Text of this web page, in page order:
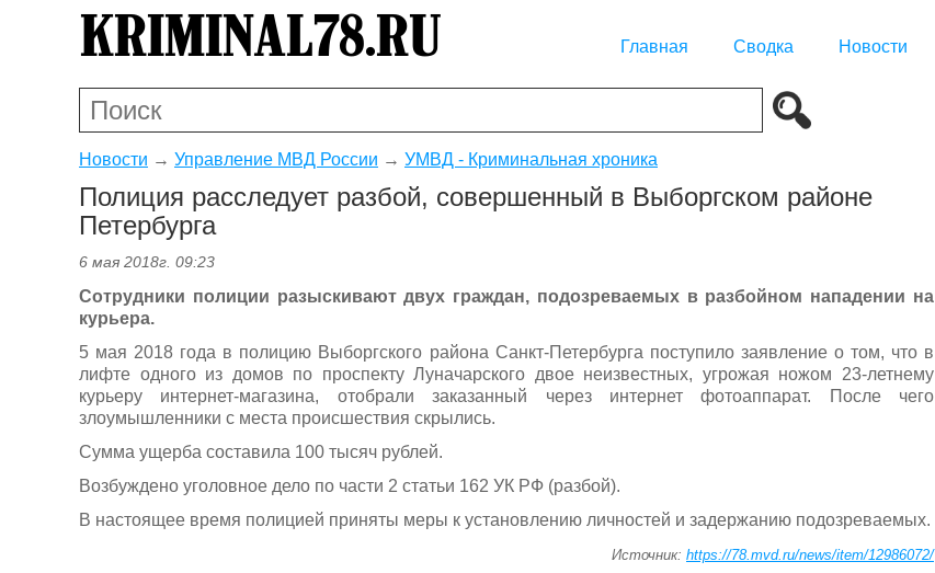
Главная Сводка Новости
Новости → Управление МВД России → УМВД - Криминальная хроника
Полиция расследует разбой, совершенный в Выборгском районе
Петербурга
6 мая 2018г. 09:23
Сотрудники полиции разыскивают двух граждан, подозреваемых в разбойном нападении на
курьера.
5 мая 2018 года в полицию Выборгского района Санкт-Петербурга поступило заявление о том, что в
лифте одного из домов по проспекту Луначарского двое неизвестных, угрожая ножом 23-летнему
курьеру интернет-магазина, отобрали заказанный через интернет фотоаппарат. После чего
злоумышленники с места происшествия скрылись.
Сумма ущерба составила 100 тысяч рублей.
Возбуждено уголовное дело по части 2 статьи 162 УК РФ (разбой).
В настоящее время полицией приняты меры к установлению личностей и задержанию подозреваемых.
Источник: https://78.mvd.ru/news/item/12986072/